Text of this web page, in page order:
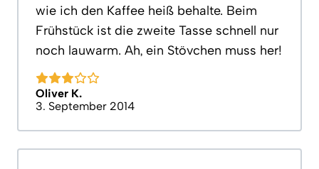
wie ich den Kaffee heiß behalte. Beim
Frühstück ist die zweite Tasse schnell nur
noch lauwarm. Ah, ein Stövchen muss her!
Oliver K.
3. September 2014